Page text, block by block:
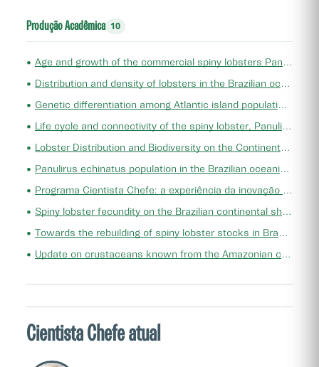
Produção Acadêmica 10
• Age and growth of the commercial spiny lobsters Panulirus argus (Latreille, 1804) and Panulirus laevicauda (Latreille, 1817) (Decapoda, Palinuridae) in Northeast Brazil: a review
• Distribution and density of lobsters in the Brazilian oceanic ecosystem Rocas Atoll
• Genetic differentiation among Atlantic island populations of the brown spiny lobster <scp> Panulirus echinatus</i> </scp> (Decapoda: Palinuridae)
• Life cycle and connectivity of the spiny lobster, Panulirus spp.: case studies from Brazil and the Wider&nbsp;Caribbean (Decapoda, Achelata)
• Lobster Distribution and Biodiversity on the Continental Shelf of Brazil: A Review
• Panulirus echinatus population in the Brazilian oceanic ecosystem Rocas Atoll
• Programa Cientista Chefe: a experiência da inovação pública para o desenvolvimento do Estado do Ceará/ Organização de Editores Tarcisio Pequeno e Jorge Soares
• Spiny lobster fecundity on the Brazilian continental shelf (Decapoda, Achelata)
• Towards the rebuilding of spiny lobster stocks in Brazil: a review
• Update on crustaceans known from the Amazonian continental shelf and adjacent oceanic areas
Cientista Chefe atual